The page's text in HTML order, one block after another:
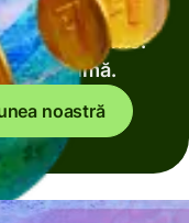
a transfera și de
Taxe minime.
maximă.
noastră